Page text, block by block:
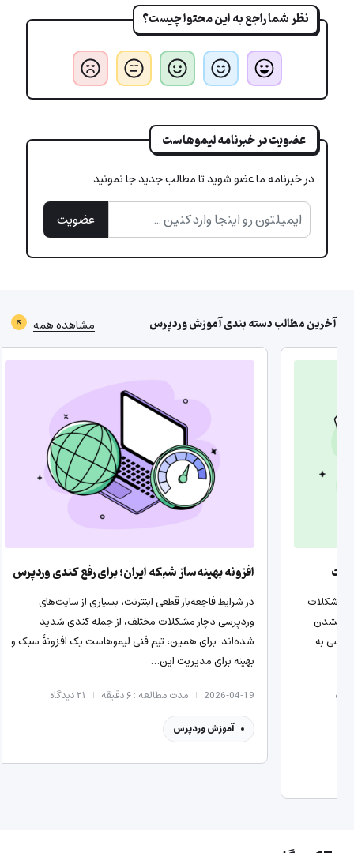
نظر شما راجع به این محتوا چیست؟
عضویت در خبرنامه لیموهاست
در خبرنامه ما عضو شوید تا مطالب جدید جا نمونید.
عضویت
آخرین مطالب دسته بندیآموزش وردپرس مشاهده همه
راهکارهای لیموهاست در شرایط قطعی اینترنت
در شرایط اختلال و قطعی اینترنت، کاربران ایرانی با مشکلات
مختلفی دست‌وپنجه نرم می‌کنند؛ از جمله ایندکس نشدن
صفحات سایت، کندی شدید وردپرس و عدم دسترسی به
افزونه‌های کاربردی. ما…
مدت مطالعه : ۳ دقیقه ۲۳ دیدگاه
آموزش وردپرس سرور
مقالات هاست میزبانی وب